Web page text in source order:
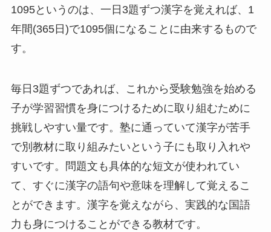
1095というのは、一日3題ずつ漢字を覚えれば、1
年間(365日)で1095個になることに由来するもので
す。
毎日3題ずつであれば、これから受験勉強を始める
子が学習習慣を身につけるために取り組むために
挑戦しやすい量です。塾に通っていて漢字が苦手
で別教材に取り組みたいという子にも取り入れや
すいです。問題文も具体的な短文が使われてい
て、すぐに漢字の語句や意味を理解して覚えるこ
とができます。漢字を覚えながら、実践的な国語
力も身につけることができる教材です。